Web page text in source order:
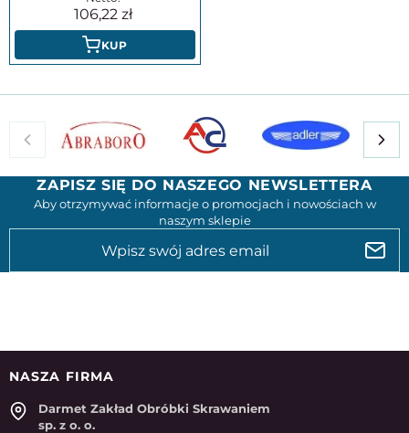
106,22
KUP
ZAPISZ SIĘ DO NASZEGO NEWSLETTERA
Aby otrzymywać informacje o promocjach i nowościach w
naszym sklepie
NASZA FIRMA
Darmet Zakład Obróbki Skrawaniem
sp. z o. o.